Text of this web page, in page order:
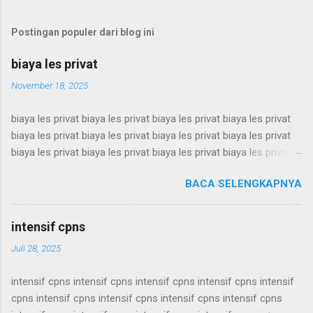
Postingan populer dari blog ini
biaya les privat
November 18, 2025
biaya les privat biaya les privat biaya les privat biaya les privat
biaya les privat biaya les privat biaya les privat biaya les privat
biaya les privat biaya les privat biaya les privat biaya les privat
biaya les privat biaya les privat biaya les privat biaya les privat
biaya les privat biaya les privat biaya les privat biaya les privat
biaya les privat biaya les privat biaya les privat biaya les privat
biaya les privat biaya les privat biaya les privat biaya les privat
biaya les privat biaya les privat biaya les privat biaya les privat
biaya les privat biaya les privat biaya les privat biaya les privat
biaya les privat biaya les privat biaya les privat biaya les privat
BACA SELENGKAPNYA
intensif cpns
Juli 28, 2025
intensif cpns intensif cpns intensif cpns intensif cpns intensif
cpns intensif cpns intensif cpns intensif cpns intensif cpns